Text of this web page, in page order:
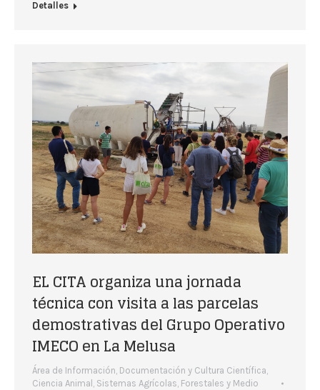
Detalles
EL CITA organiza una jornada
técnica con visita a las parcelas
demostrativas del Grupo Operativo
IMECO en La Melusa
Área de Información, Documentación y Cultura Científica,
Ciencia Animal , Sistemas Agrícolas, Forestales y Medio